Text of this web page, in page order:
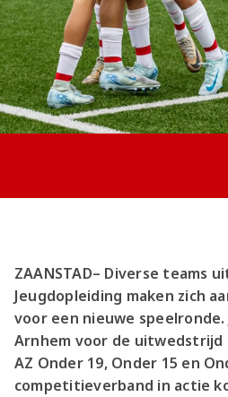
Jong AZ
ZAANSTAD– Diverse teams
Jeugdopleiding maken zich
voor een nieuwe
Arnhem voor de
AZ Onder 19, Onder 15 en
competitieverband in actie